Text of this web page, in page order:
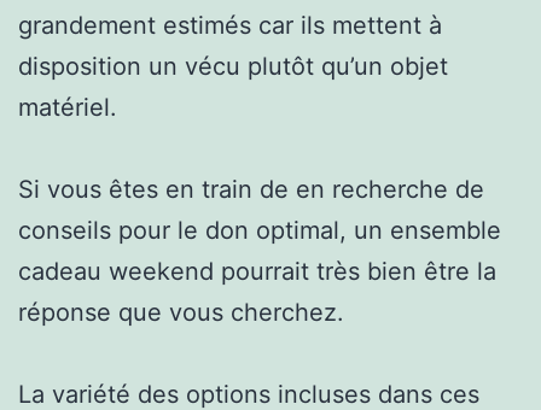
grandement estimés car ils mettent à
disposition un vécu plutôt qu’un objet
matériel.
Si vous êtes en train de en recherche de
conseils pour le don optimal, un ensemble
cadeau weekend pourrait très bien être la
réponse que vous cherchez.
La variété des options incluses dans ces